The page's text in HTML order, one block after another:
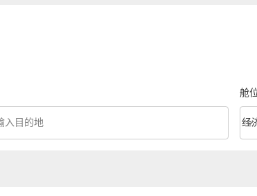
舱
舱
经
keyboard_arrow_down